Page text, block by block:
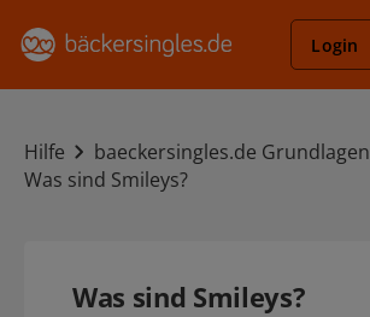
Login
Hilfe
baeckersingles.de Grundlagen
Was sind Smileys?
Was sind Smileys?